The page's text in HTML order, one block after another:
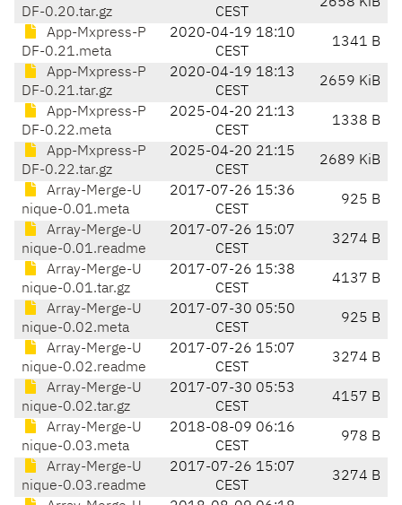
DF-0.20.tar.gz
CEST
App-Mxpress-P
DF-0.21.meta
2020-04-19 18:10
CEST
1341 B
App-Mxpress-P
DF-0.21.tar.gz
2020-04-19 18:13
CEST
2659 KiB
App-Mxpress-P
DF-0.22.meta
2025-04-20 21:13
CEST
1338 B
App-Mxpress-P
DF-0.22.tar.gz
2025-04-20 21:15
CEST
2689 KiB
Array-Merge-U
nique-0.01.meta
2017-07-26 15:36
CEST
925 B
Array-Merge-U
nique-0.01.readme
2017-07-26 15:07
CEST
3274 B
Array-Merge-U
nique-0.01.tar.gz
2017-07-26 15:38
CEST
4137 B
Array-Merge-U
nique-0.02.meta
2017-07-30 05:50
CEST
925 B
Array-Merge-U
nique-0.02.readme
2017-07-26 15:07
CEST
3274 B
Array-Merge-U
nique-0.02.tar.gz
2017-07-30 05:53
CEST
4157 B
Array-Merge-U
nique-0.03.meta
2018-08-09 06:16
CEST
978 B
Array-Merge-U
nique-0.03.readme
2017-07-26 15:07
CEST
3274 B